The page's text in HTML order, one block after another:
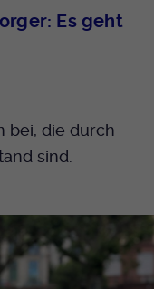
Es geht
bei, die durch
sind.